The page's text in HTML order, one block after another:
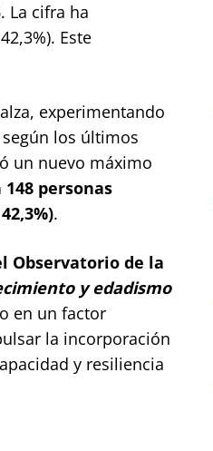
La cifra ha
Este
experimentando
los últimos
un nuevo máximo
personas
.
Observatorio de la
y edadismo
en un factor
la incorporación
y resiliencia